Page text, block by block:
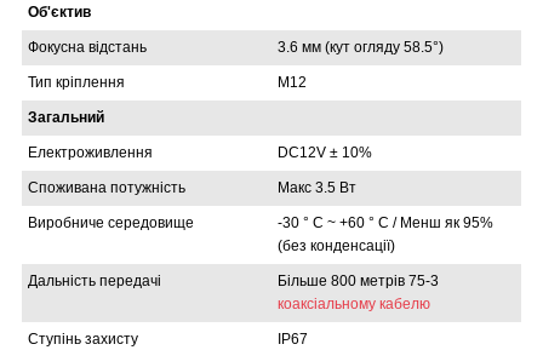
Об'єктив
Фокусна відстань 3.6 мм (кут огляду 58.5°)
Тип кріплення M12
Загальний
Електроживлення DC12V ± 10%
Споживана потужність Макс 3.5 Вт
Виробниче середовище
-30 ° C ~ +60 ° C / Менш як 95%
(без конденсації)
Дальність передачі
Більше 800 метрів 75-3
коаксіальному кабелю
Ступінь захисту IP67